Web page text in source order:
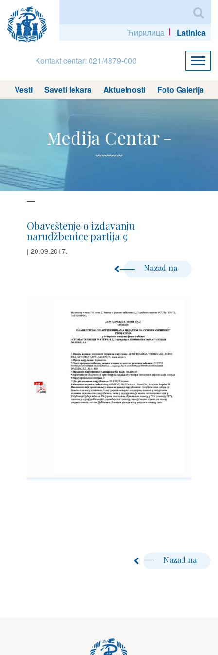
Ћирилица Latinica
Kontakt centar: 021/4879-000
Vesti Saveti lekara Aktuelnosti Foto Galerija
Medija Centar -
Obaveštenje o izdavanju
narudžbenice partija 9
| 20.09.2017.
Nazad na
Nazad na